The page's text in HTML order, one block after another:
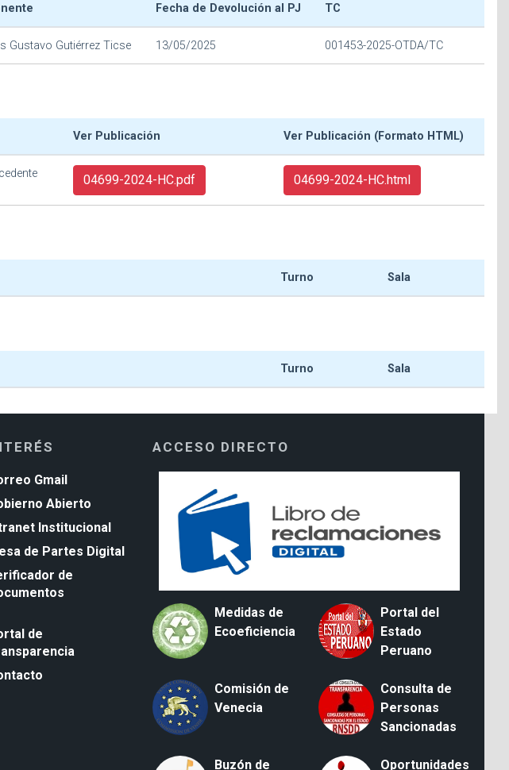
Fecha de Devolución al PJ
TC
Gustavo Gutiérrez Ticse 13/05/2025 001453-2025-OTDA/TC
Ver Publicación Ver Publicación (Formato HTML)
04699-2024-HC.pdf 04699-2024-HC.html
Turno Sala
Turno Sala
Gmail
Abierto
Institucional
de Partes Digital
de
de
ACCESO DIRECTO
Medidas de
Ecoeficiencia
Portal del
Estado
Peruano
Comisión de
Venecia
Consulta de
Personas
Sancionadas
Buzón de Oportunidades